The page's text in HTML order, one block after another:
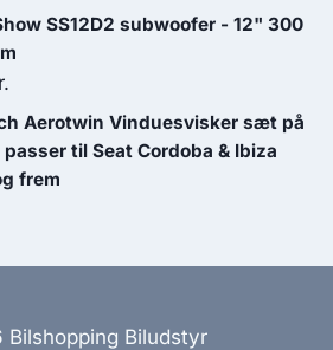
399.00 kr..359.10 kr..
SS12D2 subwoofer - 12" 300
Aerotwin Vinduesvisker sæt på
til Seat Cordoba & Ibiza
frem
Biludstyr